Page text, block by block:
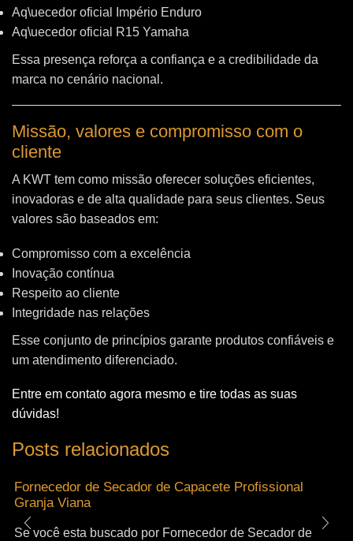
Aq\uecedor oficial Império Enduro
Aq\uecedor oficial R15 Yamaha
Essa presença reforça a confiança e a credibilidade da
marca no cenário nacional.
Missão, valores e compromisso com o
cliente
A KWT tem como missão oferecer soluções eficientes,
inovadoras e de alta qualidade para seus clientes. Seus
valores são baseados em:
Compromisso com a excelência
Inovação contínua
Respeito ao cliente
Integridade nas relações
Esse conjunto de princípios garante produtos confiáveis e
um atendimento diferenciado.
Entre em contato agora mesmo e tire todas as suas
dúvidas!
Posts relacionados
Fornecedor de Secador de Capacete Profissional
Granja Viana
Se você esta buscado por Fornecedor de Secador de